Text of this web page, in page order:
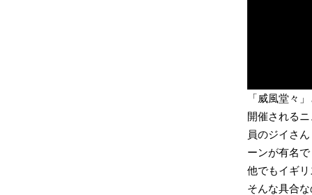
「威風堂々
開催される
員のジイさ
ーンが有名
他でもイギ
そんな具合